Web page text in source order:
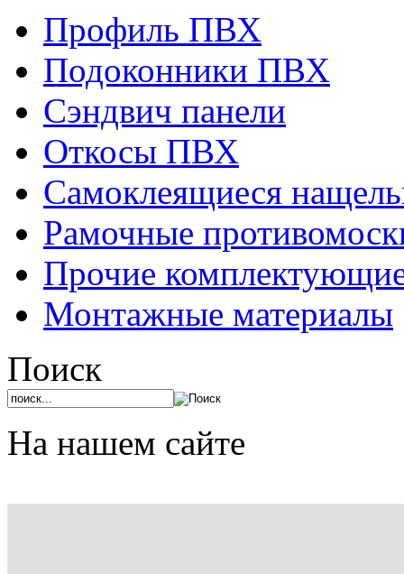
Профиль ПВХ
Подоконники ПВХ
Сэндвич панели
Откосы ПВХ
Самоклеящиеся
Рамочные
Прочие
Монтажные материалы
Поиск
На нашем сайте